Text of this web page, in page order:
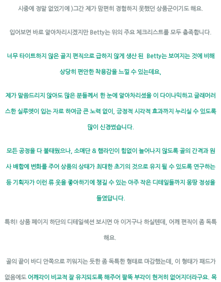
시중에 정말 없었기에 )그간 제가 맘편히 경험하지 못했던 상품군이기도 해요.
입어보면 바로 알아차리시겠지만 Betty는 위의 주요 체크리스트를 모두 충족합니다.
너무 타이트하지 않은 골지 편직으로 급하지 않게 생산 된 Betty는 보여지는 것에 비해
상당히 편안한 착용감을 느낄 수 있는데요,
제가 말씀드리지 않아도 많은 분들께서 한 눈에 알아차리셨을 이 다이나믹하고 글래머러
스한 실루엣이 입는 자로 하여금 큰 노력 없이, 긍정적 시각적 효과까지 누리실 수 있도록
많이 신경썼습니다.
모든 공정을 다 불태웠으나, 소매단 & 햄라인이 힘없이 늘어나지 않도록 골의 간격과 원
사 배합에 변화를 주어 상품의 상태가 최대한 초기의 것으로 유지 될 수 있도록 연구하는
등 기획자가 이런 류 옷을 좋아하기에 챙길 수 있는 아주 작은 디테일들까지 몽땅 정성을
들였답니다.
특히! 상품 페이지 하단의 디테일섹션 보시면 아 이거구나 하실텐데, 어깨 편직이 좀 독특
해요.
골의 끝이 바디 안쪽으로 끼워지는 듯한 좀 독특한 형태로 마감했는데, 이 형태가 패드가
없음에도 어깨각이 비교적 잘 유지되도록 해주어 팔뚝 부각이 현저히 없어지더라구요. 목